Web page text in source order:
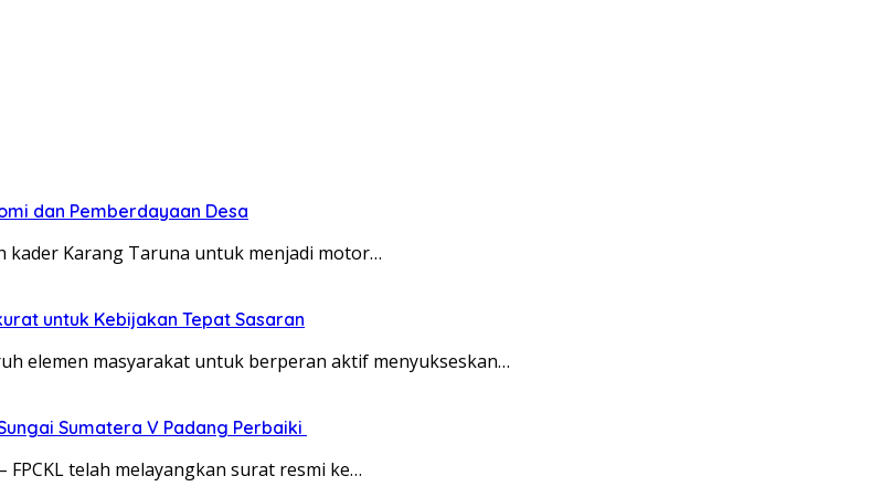
dan Pemberdayaan Desa
kader Karang Taruna untuk menjadi motor…
untuk Kebijakan Tepat Sasaran
elemen masyarakat untuk berperan aktif menyukseskan…
Sumatera V Padang Perbaiki
FPCKL telah melayangkan surat resmi ke…